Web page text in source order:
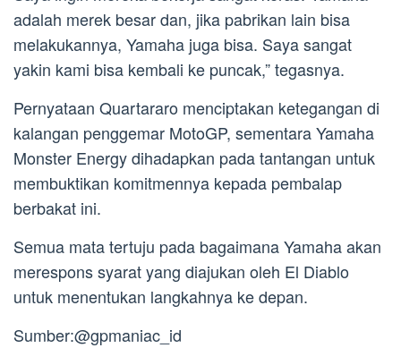
adalah merek besar dan, jika pabrikan lain bisa
melakukannya, Yamaha juga bisa. Saya sangat
yakin kami bisa kembali ke puncak,” tegasnya.
Pernyataan Quartararo menciptakan ketegangan di
kalangan penggemar MotoGP, sementara Yamaha
Monster Energy dihadapkan pada tantangan untuk
membuktikan komitmennya kepada pembalap
berbakat ini.
Semua mata tertuju pada bagaimana Yamaha akan
merespons syarat yang diajukan oleh El Diablo
untuk menentukan langkahnya ke depan.
Sumber:@gpmaniac_id